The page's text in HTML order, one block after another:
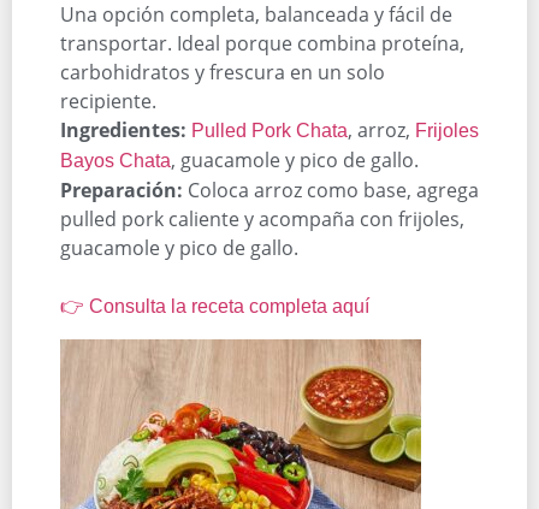
Una opción completa, balanceada y fácil de
transportar. Ideal porque combina proteína,
carbohidratos y frescura en un solo
recipiente.
Ingredientes: Pulled Pork Chata, arroz, Frijoles
Bayos Chata, guacamole y pico de gallo.
Preparación: Coloca arroz como base, agrega
pulled pork caliente y acompaña con frijoles,
guacamole y pico de gallo.
👉 Consulta la receta completa aquí